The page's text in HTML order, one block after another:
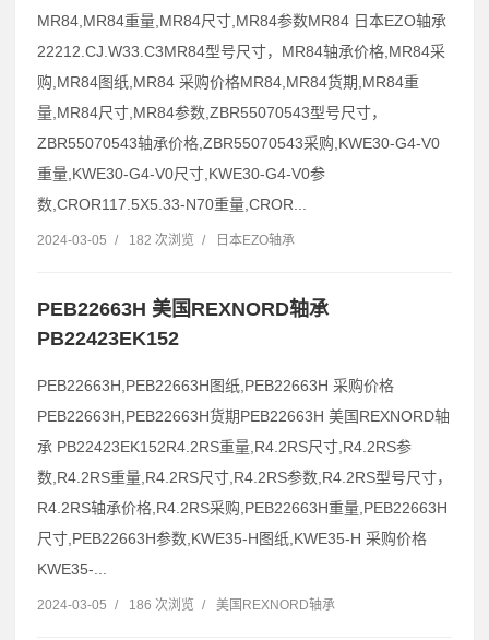
MR84,MR84重量,MR84尺寸,MR84参数MR84 日本EZO轴承
22212.CJ.W33.C3MR84型号尺寸，MR84轴承价格,MR84采
购,MR84图纸,MR84 采购价格MR84,MR84货期,MR84重
量,MR84尺寸,MR84参数,ZBR55070543型号尺寸，
ZBR55070543轴承价格,ZBR55070543采购,KWE30-G4-V0
重量,KWE30-G4-V0尺寸,KWE30-G4-V0参
数,CROR117.5X5.33-N70重量,CROR...
2024-03-05 / 182 次浏览 / 日本EZO轴承
PEB22663H 美国REXNORD轴承
PB22423EK152
PEB22663H,PEB22663H图纸,PEB22663H 采购价格
PEB22663H,PEB22663H货期PEB22663H 美国REXNORD轴
承 PB22423EK152R4.2RS重量,R4.2RS尺寸,R4.2RS参
数,R4.2RS重量,R4.2RS尺寸,R4.2RS参数,R4.2RS型号尺寸，
R4.2RS轴承价格,R4.2RS采购,PEB22663H重量,PEB22663H
尺寸,PEB22663H参数,KWE35-H图纸,KWE35-H 采购价格
KWE35-...
2024-03-05 / 186 次浏览 / 美国REXNORD轴承